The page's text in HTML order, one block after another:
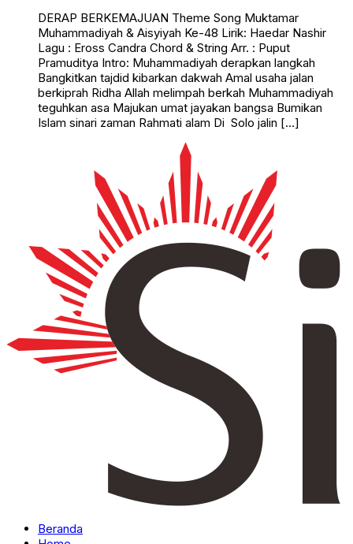
DERAP BERKEMAJUAN Theme Song Muktamar
Muhammadiyah & Aisyiyah Ke-48 Lirik: Haedar Nashir
Lagu : Eross Candra Chord & String Arr. : Puput
Pramuditya Intro: Muhammadiyah derapkan langkah
Bangkitkan tajdid kibarkan dakwah Amal usaha jalan
berkiprah Ridha Allah melimpah berkah Muhammadiyah
teguhkan asa Majukan umat jayakan bangsa Bumikan
Islam sinari zaman Rahmati alam Di Solo jalin […]
Beranda